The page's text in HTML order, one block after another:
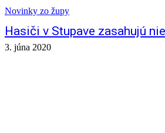
Novinky zo župy
Hasiči v Stupave zasahujú
3. júna 2020